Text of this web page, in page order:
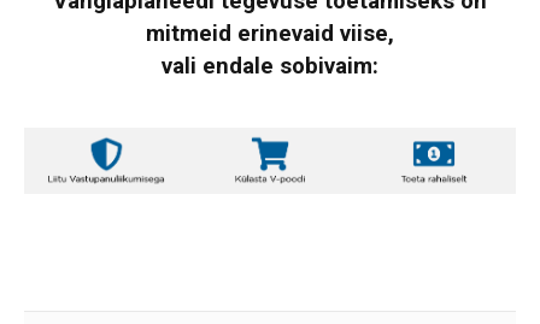
mitmeid erinevaid viise,
vali endale sobivaim: